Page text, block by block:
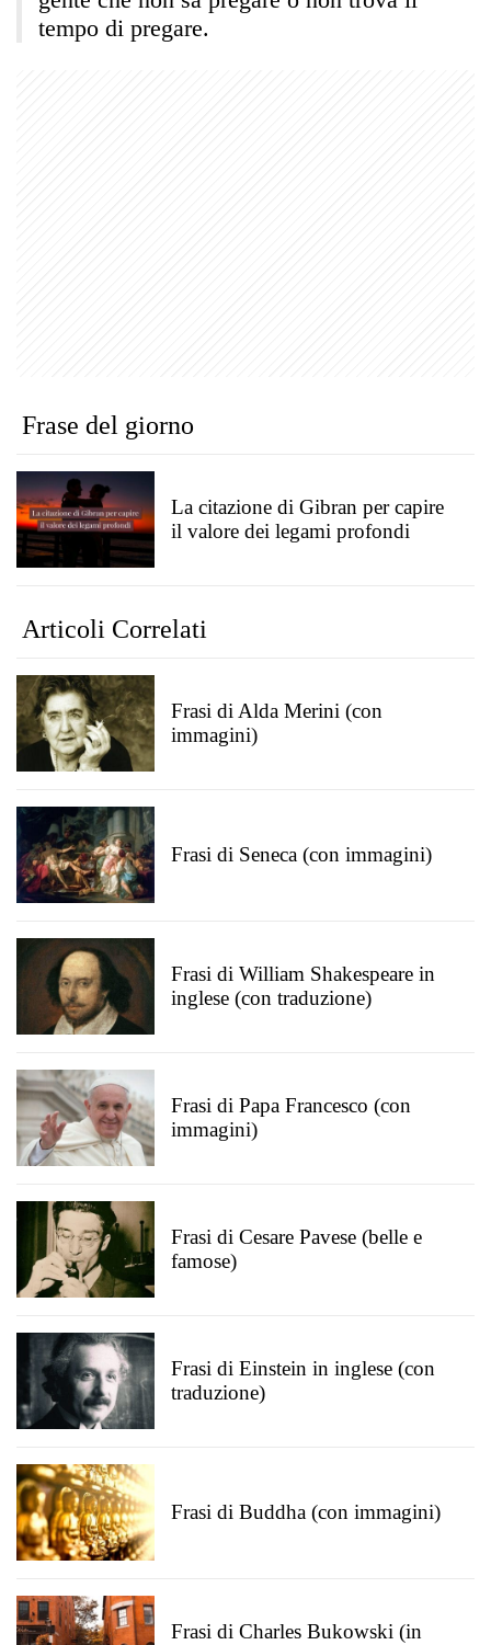
tempo di pregare.
Frase del giorno
La citazione di Gibran per capire
il valore dei legami profondi
Articoli Correlati
Frasi di Alda Merini (con
immagini)
Frasi di Seneca (con immagini)
Frasi di William Shakespeare in
inglese (con traduzione)
Frasi di Papa Francesco (con
immagini)
Frasi di Cesare Pavese (belle e
famose)
Frasi di Einstein in inglese (con
traduzione)
Frasi di Buddha (con immagini)
Frasi di Charles Bukowski (in